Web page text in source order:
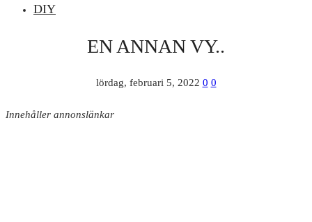
DIY
EN ANNAN VY..
lördag, februari 5, 2022 0 0
Innehåller annonslänkar